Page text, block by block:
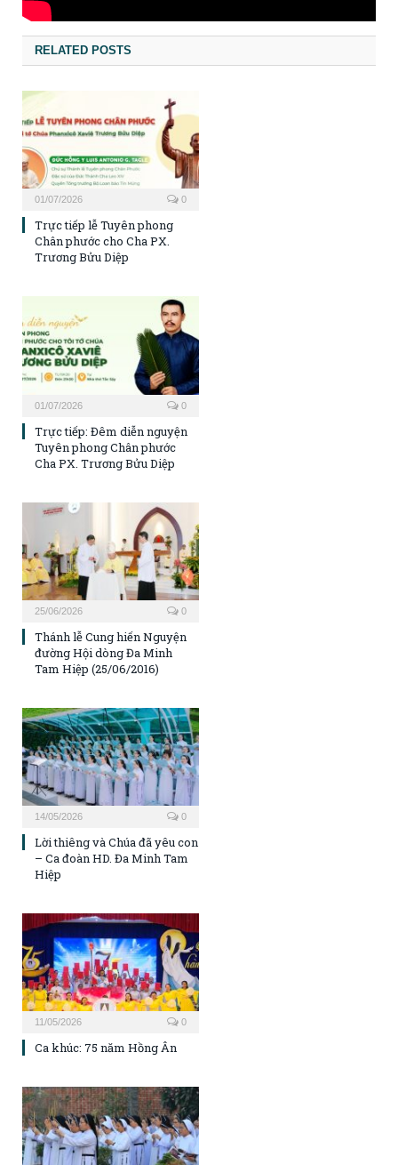
RELATED POSTS
01/07/2026 0
Trực tiếp lễ Tuyên phong
Chân phước cho Cha PX.
Trương Bửu Diệp
01/07/2026 0
Trực tiếp: Đêm diễn nguyện
Tuyên phong Chân phước
Cha PX. Trương Bửu Diệp
25/06/2026 0
Thánh lễ Cung hiến Nguyện
đường Hội dòng Đa Minh
Tam Hiệp (25/06/2016)
14/05/2026 0
Lời thiêng và Chúa đã yêu con
– Ca đoàn HD. Đa Minh Tam
Hiệp
11/05/2026 0
Ca khúc: 75 năm Hồng Ân